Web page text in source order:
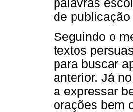
palavras
de
Seguindo o
textos
para buscar
anterior. Já
a expressar
orações bem